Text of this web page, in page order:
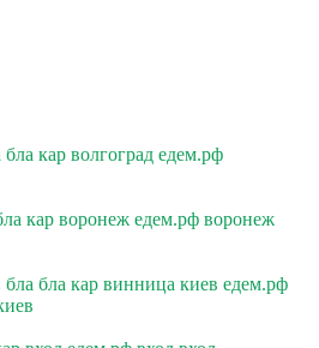
бла кар волгоград едем.рф
кар воронеж едем.рф воронеж
бла кар винница киев едем.рф